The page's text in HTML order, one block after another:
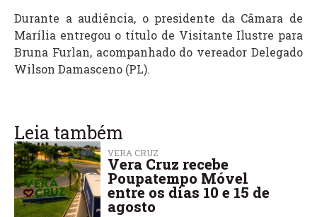
Durante a audiência, o presidente da Câmara de
Marília entregou o título de Visitante Ilustre para
Bruna Furlan, acompanhado do vereador Delegado
Wilson Damasceno (PL).
Leia também
VERA CRUZ
Vera Cruz recebe
Poupatempo Móvel
entre os dias 10 e 15 de
agosto